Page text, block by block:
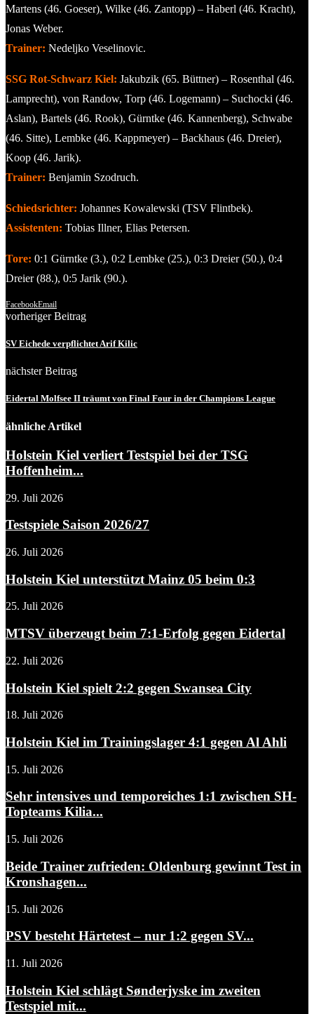
Martens (46. Goeser), Wilke (46. Zantopp) – Haberl (46. Kracht),
Jonas Weber.
Trainer: Nedeljko Veselinovic.
SSG Rot-Schwarz Kiel: Jakubzik (65. Büttner) – Rosenthal (46.
Lamprecht), von Randow, Torp (46. Logemann) – Suchocki (46.
Aslan), Bartels (46. Rook), Gürntke (46. Kannenberg), Schwabe
(46. Sitte), Lembke (46. Kappmeyer) – Backhaus (46. Dreier),
Koop (46. Jarik).
Trainer: Benjamin Szodruch.
Schiedsrichter: Johannes Kowalewski (TSV Flintbek).
Assistenten: Tobias Illner, Elias Petersen.
Tore: 0:1 Gürntke (3.), 0:2 Lembke (25.), 0:3 Dreier (50.), 0:4
Dreier (88.), 0:5 Jarik (90.).
FacebookEmail
vorheriger Beitrag
SV Eichede verpflichtet Arif Kilic
nächster Beitrag
Eidertal Molfsee II träumt von Final Four in der Champions League
ähnliche Artikel
Holstein Kiel verliert Testspiel bei der TSG
Hoffenheim...
29. Juli 2026
Testspiele Saison 2026/27
26. Juli 2026
Holstein Kiel unterstützt Mainz 05 beim 0:3
25. Juli 2026
MTSV überzeugt beim 7:1-Erfolg gegen Eidertal
22. Juli 2026
Holstein Kiel spielt 2:2 gegen Swansea City
18. Juli 2026
Holstein Kiel im Trainingslager 4:1 gegen Al Ahli
15. Juli 2026
Sehr intensives und temporeiches 1:1 zwischen SH-
Topteams Kilia...
15. Juli 2026
Beide Trainer zufrieden: Oldenburg gewinnt Test in
Kronshagen...
15. Juli 2026
PSV besteht Härtetest – nur 1:2 gegen SV...
11. Juli 2026
Holstein Kiel schlägt Sønderjyske im zweiten
Testspiel mit...